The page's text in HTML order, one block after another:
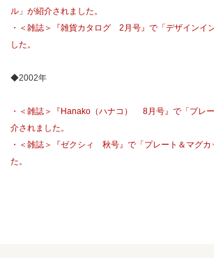
ル」が紹介されました。
・＜雑誌＞『雑貨カタログ 2月号』で「デザインイ
した。
◆2002年
・＜雑誌＞『Hanako（ハナコ） 8月号』で「プレ
介されました。
・＜雑誌＞『ゼクシィ 秋号』で「プレート＆マグカ
た。